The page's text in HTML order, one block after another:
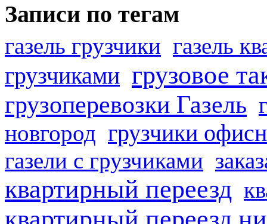
Записи по тегам
газель грузчики газель
грузчиками грузовое
грузоперевозки Газель
новгород грузчики
газели с грузчиками
квартирный переезд